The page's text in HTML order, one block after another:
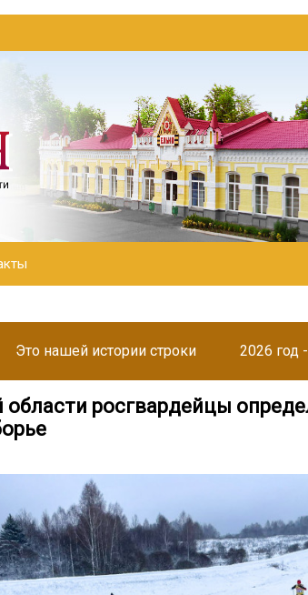
Это нашей истории строки 2026 год
области росгвардейцы